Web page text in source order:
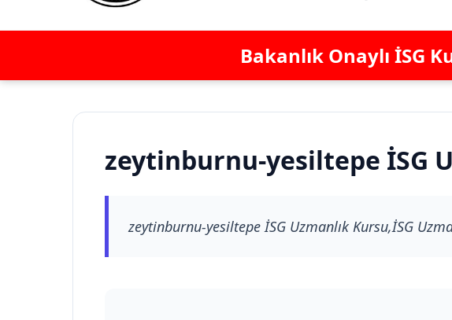
Bakanlık Onaylı İSG
zeytinburnu-yesiltepe İSG
zeytinburnu-yesiltepe İSG Uzmanlık Kursu,İSG